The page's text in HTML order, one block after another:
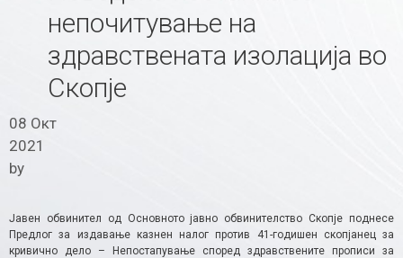
непочитување на
здравствената изолација во
Скопје
08 Окт
2021
by
Јавен обвинител од Основното јавно обвинителство Скопје поднесе
Предлог за издавање казнен налог против 41-годишен скопјанец за
кривично дело – Непостапување според здравствените прописи за